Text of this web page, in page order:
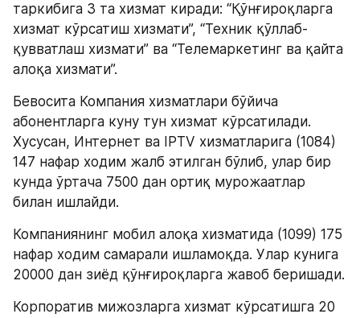
таркибига 3 та хизмат киради: “Қўнғироқларга
хизмат кўрсатиш хизмати”, “Техник қўллаб-
қувватлаш хизмати” ва “Телемаркетинг ва қайта
алоқа хизмати”.
Бевосита Компания хизматлари бўйича
абонентларга куну тун хизмат кўрсатилади.
Хусусан, Интернет ва IPTV хизматларига (1084)
147 нафар ходим жалб этилган бўлиб, улар бир
кунда ўртача 7500 дан ортиқ мурожаатлар
билан ишлайди.
Компаниянинг мобил алоқа хизматида (1099) 175
нафар ходим самарали ишламоқда. Улар кунига
20000 дан зиёд қўнғироқларга жавоб беришади.
Корпоратив мижозларга хизмат кўрсатишга 20